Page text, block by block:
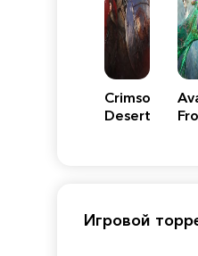
Crimson
Desert
Игровой